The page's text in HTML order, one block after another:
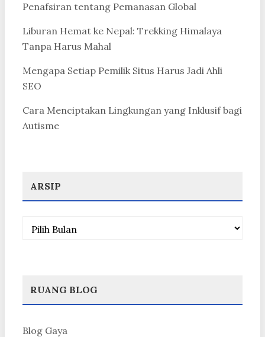
Penafsiran tentang Pemanasan Global
Liburan Hemat ke Nepal: Trekking Himalaya
Tanpa Harus Mahal
Mengapa Setiap Pemilik Situs Harus Jadi Ahli
SEO
Cara Menciptakan Lingkungan yang Inklusif bagi
Autisme
ARSIP
Arsip
RUANG BLOG
Blog Gaya